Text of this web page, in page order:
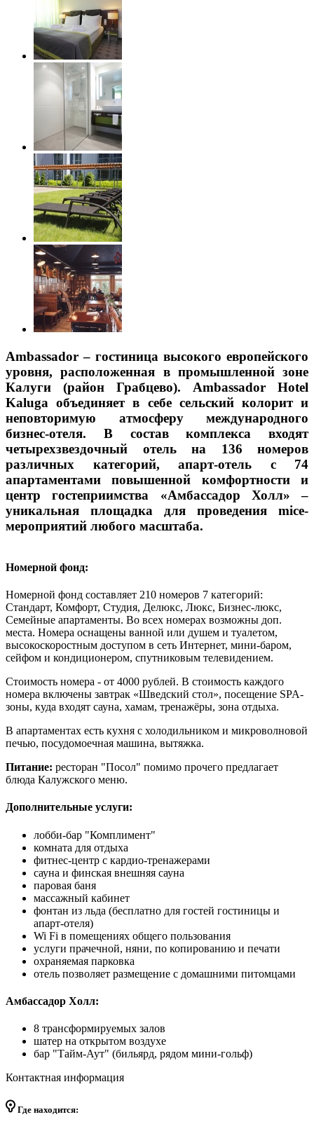
Ambassador – гостиница высокого европейского
уровня, расположенная в промышленной зоне
Калуги (район Грабцево). Ambassador Hotel
Kaluga объединяет в себе сельский колорит и
неповторимую атмосферу международного
бизнес-отеля. В состав комплекса входят
четырехзвездочный отель на 136 номеров
различных категорий, апарт-отель с 74
апартаментами повышенной комфортности и
центр гостеприимства «Амбассадор Холл» –
уникальная площадка для проведения mice-
мероприятий любого масштаба.
Номерной фонд:
Номерной фонд составляет 210 номеров 7 категорий:
Стандарт, Комфорт, Студия, Делюкс, Люкс, Бизнес-люкс,
Семейные апартаменты. Во всех номерах возможны доп.
места. Номера оснащены ванной или душем и туалетом,
высокоскоростным доступом в сеть Интернет, мини-баром,
сейфом и кондиционером, спутниковым телевидением.
Стоимость номера - от 4000 рублей. В стоимость каждого
номера включены завтрак «Шведский стол», посещение SPA-
зоны, куда входят сауна, хамам, тренажёры, зона отдыха.
В апартаментах есть кухня с холодильником и микроволновой
печью, посудомоечная машина, вытяжка.
Питание: ресторан "Посол" помимо прочего предлагает
блюда Калужского меню.
Дополнительные услуги:
лобби-бар "Комплимент"
комната для отдыха
фитнес-центр с кардио-тренажерами
сауна и финская внешняя сауна
паровая баня
массажный кабинет
фонтан из льда (бесплатно для гостей гостиницы и
апарт-отеля)
Wi Fi в помещениях общего пользования
услуги прачечной, няни, по копированию и печати
охраняемая парковка
отель позволяет размещение с домашними питомцами
Амбассадор Холл:
8 трансформируемых залов
шатер на открытом воздухе
бар "Тайм-Аут" (бильярд, рядом мини-гольф)
Контактная информация
Где находится: